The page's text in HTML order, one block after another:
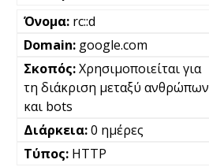
rc::d
google.com
Χρησιμοποιείται για
τη διάκριση μεταξύ ανθρώπων
και bots
0 ημέρες
HTTP